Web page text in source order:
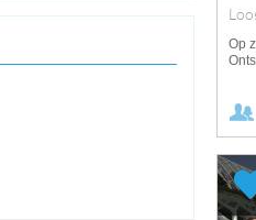
Op